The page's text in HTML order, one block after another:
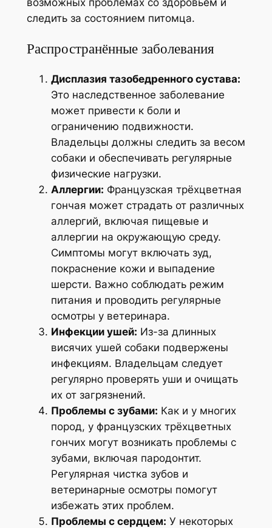
возможных проблемах со здоровьем и
следить за состоянием питомца.
Распространённые заболевания
Дисплазия тазобедренного сустава:
Это наследственное заболевание
может привести к боли и
ограничению подвижности.
Владельцы должны следить за весом
собаки и обеспечивать регулярные
физические нагрузки.
Аллергии: Французская трёхцветная
гончая может страдать от различных
аллергий, включая пищевые и
аллергии на окружающую среду.
Симптомы могут включать зуд,
покраснение кожи и выпадение
шерсти. Важно соблюдать режим
питания и проводить регулярные
осмотры у ветеринара.
Инфекции ушей: Из-за длинных
висячих ушей собаки подвержены
инфекциям. Владельцам следует
регулярно проверять уши и очищать
их от загрязнений.
Проблемы с зубами: Как и у многих
пород, у французских трёхцветных
гончих могут возникать проблемы с
зубами, включая пародонтит.
Регулярная чистка зубов и
ветеринарные осмотры помогут
избежать этих проблем.
Проблемы с сердцем: У некоторых